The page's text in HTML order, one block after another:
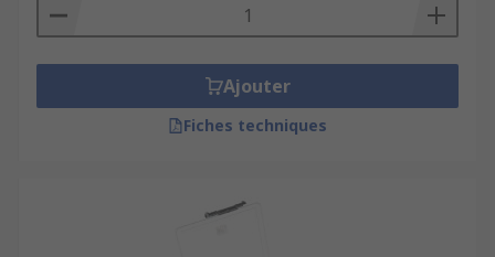
Ajouter
Fiches techniques